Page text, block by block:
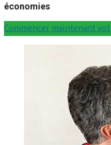
économies
Commencer maintenant